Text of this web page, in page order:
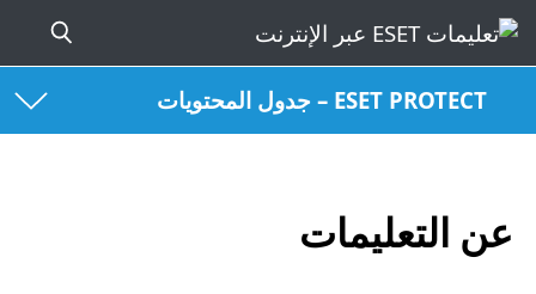
ESET PROTECT – جدول المحتويات
عن التعليمات